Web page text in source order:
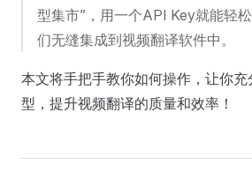
型集市”，用一个API Key就能轻
们无缝集成到视频翻译软件中。
本文将手把手教你如何操作，让你
型，提升视频翻译的质量和效率！